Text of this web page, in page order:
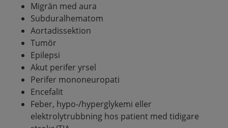
Migrän med aura
Subduralhematom
Aortadissektion
Tumör
Epilepsi
Akut perifer yrsel
Perifer mononeuropati
Encefalit
Feber, hypo-/hyperglykemi eller
elektrolytrubbning hos patient med tidigare